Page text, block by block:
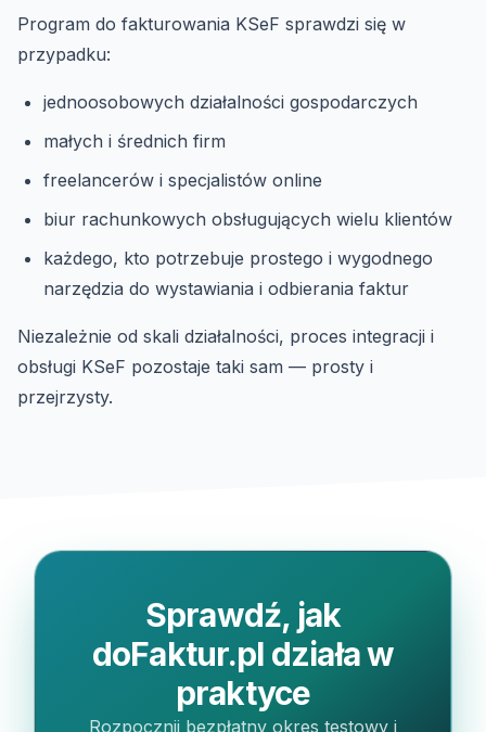
Program do fakturowania KSeF sprawdzi się w
przypadku:
jednoosobowych działalności gospodarczych
małych i średnich firm
freelancerów i specjalistów online
biur rachunkowych obsługujących wielu klientów
każdego, kto potrzebuje prostego i wygodnego
narzędzia do wystawiania i odbierania faktur
Niezależnie od skali działalności, proces integracji i
obsługi KSeF pozostaje taki sam — prosty i
przejrzysty.
Sprawdź, jak
doFaktur.pl działa w
praktyce
Rozpocznij bezpłatny okres testowy i